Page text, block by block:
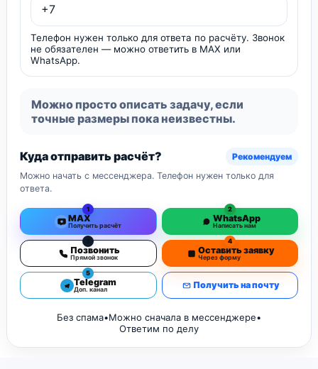
Телефон нужен только для ответа по расчёту. Звонок
не обязателен — можно ответить в MAX или
WhatsApp.
Можно просто описать задачу, если
точные размеры пока неизвестны.
Куда отправить расчёт?
Рекомендуем
Можно начать с мессенджера. Телефон нужен только для
ответа.
1
MAX
Получить расчёт
2
WhatsApp
Написать нам
3
Позвонить
Прямой звонок
4
Оставить заявку
Через форму
5
Telegram
Доп. канал Получить на почту
Без спама•Можно сначала в мессенджере•
Ответим по делу